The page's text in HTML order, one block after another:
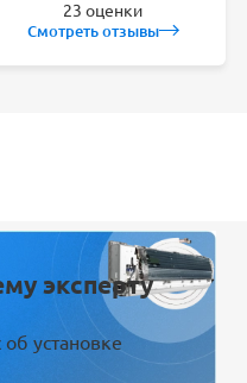
23 оценки
Смотреть отзывы
эксперту
установке